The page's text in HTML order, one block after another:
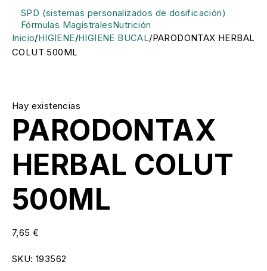
SPD (sistemas personalizados de dosificación)
Fórmulas MagistralesNutrición
Inicio/HIGIENE/HIGIENE BUCAL/PARODONTAX HERBAL
COLUT 500ML
Hay existencias
PARODONTAX
HERBAL COLUT
500ML
7,65 €
SKU: 193562